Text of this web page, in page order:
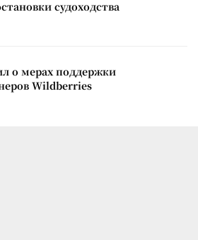
судоходства
о мерах поддержки
Wildberries